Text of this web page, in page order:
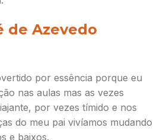
de Azevedo
por essência porque eu
nas aulas mas as vezes
por vezes tímido e nos
do meu pai vivíamos mudando
e baixos.